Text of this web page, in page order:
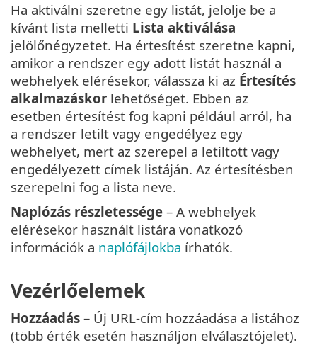
Ha aktiválni szeretne egy listát, jelölje be a
kívánt lista melletti Lista aktiválása
jelölőnégyzetet. Ha értesítést szeretne kapni,
amikor a rendszer egy adott listát használ a
webhelyek elérésekor, válassza ki az Értesítés
alkalmazáskor lehetőséget. Ebben az
esetben értesítést fog kapni például arról, ha
a rendszer letilt vagy engedélyez egy
webhelyet, mert az szerepel a letiltott vagy
engedélyezett címek listáján. Az értesítésben
szerepelni fog a lista neve.
Naplózás részletessége – A webhelyek
elérésekor használt listára vonatkozó
információk a naplófájlokba írhatók.
Vezérlőelemek
Hozzáadás – Új URL-cím hozzáadása a listához
(több érték esetén használjon elválasztójelet).